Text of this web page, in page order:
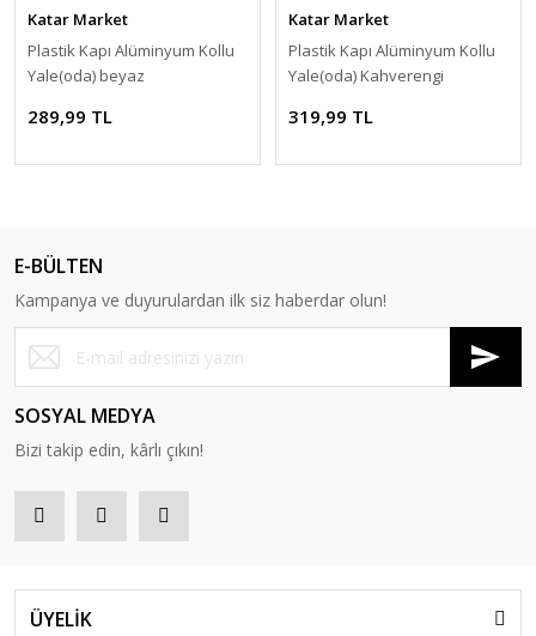
Katar Market
Plastik Kapı Alüminyum Kollu
Yale(oda) beyaz
289,99 TL
Katar Market
Plastik Kapı Alüminyum Kollu
Yale(oda) Kahverengi
319,99 TL
E-BÜLTEN
Kampanya ve duyurulardan ilk siz haberdar olun!
SOSYAL MEDYA
Bizi takip edin, kârlı çıkın!
ÜYELİK